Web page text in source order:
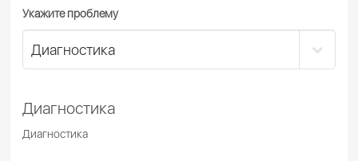
Укажите проблему
Диагностика
Диагностика